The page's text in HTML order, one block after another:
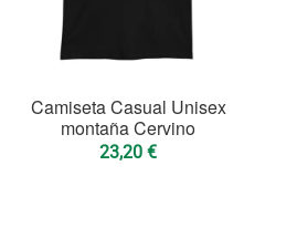
Camiseta Casual Unisex
montaña Cervino
23,20 €